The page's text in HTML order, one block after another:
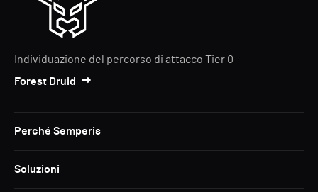
Individuazione del percorso di attacco Tier 0
Forest Druid
Perché Semperis
Soluzioni